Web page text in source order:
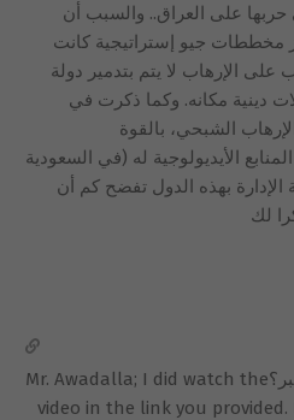
حربها على العراق.. والسبب أن
أيلول لتعزيز مخططات جيو إستراتيجية كانت
الإرهاب لا يتم بتدمير دولة
دينية مكانه. وكما ذكرت في
الشبحي، بالقوة
الأيديولوجية له (في السعودية
الإدارة بهذه الدول تفضح كم أن
لك
هل تعلّم أحد شيئاً من 11 سبتمبر؟Mr. Awadalla; I did watch the
video in the link you